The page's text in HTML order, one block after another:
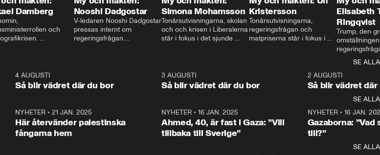
Damberg
och
och Makten.
Nooshi Dadgostar
V-ledaren Nooshi Dadgostar
pressas internt om
regeringsfrågan.
– Vi ställer upp i val. Ska vi
vara med så sitter vi förstås
Simona Mohamsson
Tonårsutvisningarna, skolan
och och krisen i Liberalerna
står i fokus i det sjunde
kommentator My
Rohwedder ställer
utbildnings- och
Mohamsson till svars.
Kristersson
Tonårsutvisningarna,
regeringsfrågan och
matpriserna står i fokus i
Rohwedder ställer
statsminister Ulf Kristersson
Elisabeth
Ringqvist
Trump, den
centrum i
avsnittet av
Makten”. Se
Aftonbladets
Rohwedder
Thand Ring
SE ALLA
1:064 AUGUSTI
Så blir vädret där du bor
3 AUGUSTI
Så blir vädret där du bor
2 AUGUSTI
Så blir vädret där
SE ALLA
NYHETER •21 JAN. 2025
Här återvänder palestinska
fångarna hem
NYHETER• 16 JAN. 2025
Ahmed, 40, är fast i Gaza: ”Vill
tillbaka till Sverige”
NYHETER• 16 JAN.
Gazaborna:
till?”
SE ALLA